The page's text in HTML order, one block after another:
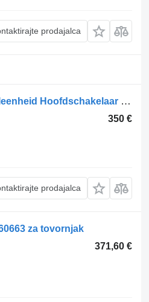
prodajalca
Stikalo akumulatorja DAF 1976562-2253619 Elektronische Regeleenheid Hoofdschakelaar za tovornjak
350 €
prodajalca
za tovornjak
371,60 €